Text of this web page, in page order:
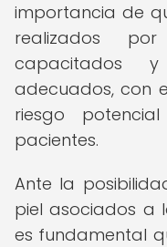
importancia de
realizados por
capacitados
adecuados, con
riesgo
pacientes.
Ante la
piel asociados a
es fundamental